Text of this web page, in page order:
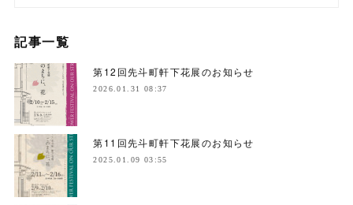
記事一覧
第12回先斗町軒下花展のお知らせ
2026.01.31 08:37
第11回先斗町軒下花展のお知らせ
2025.01.09 03:55